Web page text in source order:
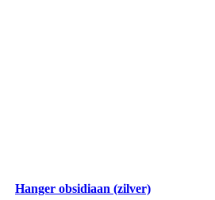
Hanger obsidiaan (zilver)